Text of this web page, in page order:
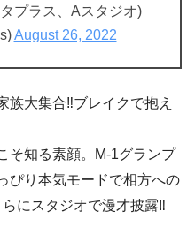
プラス、Aスタジオ)
August 26, 2022
族大集合‼ブレイクで抱え
そ知る素顔。M-1グランプ
り本気モードで相方への
にスタジオで漫才披露‼